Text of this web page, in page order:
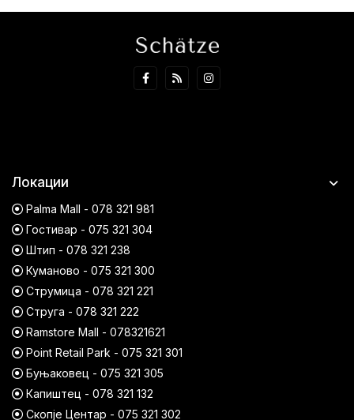
Локации
Palma Mall - 078 321 981
Гостивар - 075 321 304
Штип - 078 321 238
Куманово - 075 321 300
Струмица - 078 321 221
Струга - 078 321 222
Ramstore Mall - 078321621
Point Retail Park - 075 321 301
Буњаковец - 075 321 305
Капиштец - 078 321 132
Скопје Центар - 075 321 302